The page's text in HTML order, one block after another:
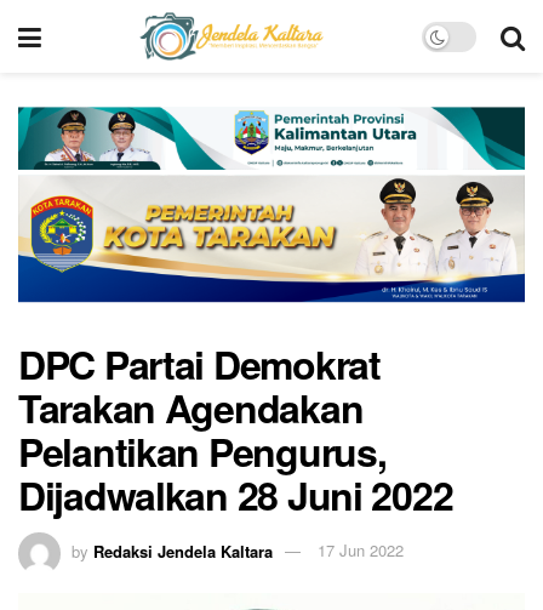
DPC Partai Demokrat
Tarakan Agendakan
Pelantikan Pengurus,
Dijadwalkan 28 Juni 2022
by Redaksi Jendela Kaltara 17 Jun 2022